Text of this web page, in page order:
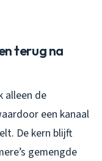
terug na
alleen de
een kanaal
De kern blijft
gemengde